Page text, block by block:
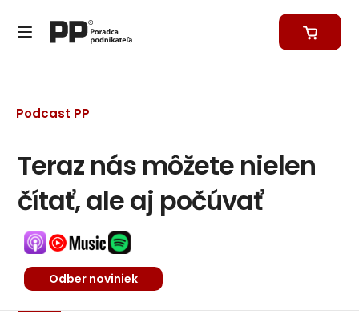
Podcast PP
Teraz nás môžete nielen
čítať, ale aj počúvať
Odber noviniek